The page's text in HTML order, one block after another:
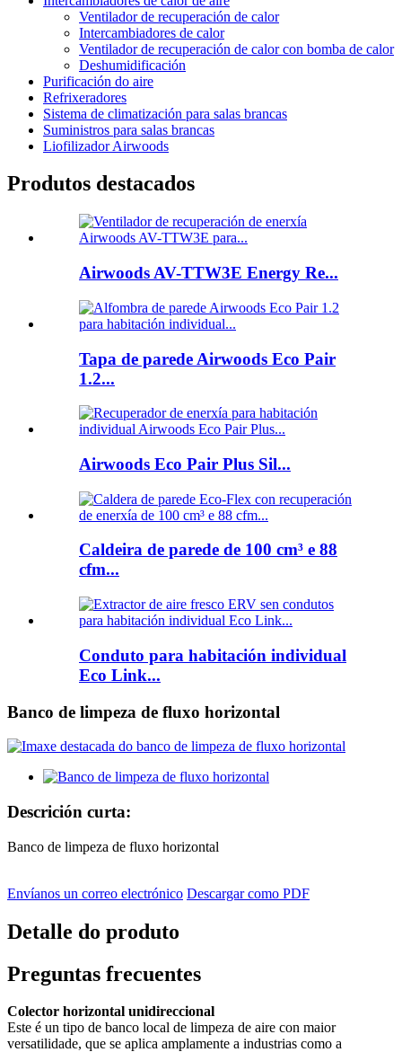
Ventilador de recuperación de calor
Intercambiadores de calor
Ventilador de recuperación de calor con bomba de calor
Deshumidificación
Purificación do aire
Refrixeradores
Sistema de climatización para salas brancas
Suministros para salas brancas
Liofilizador Airwoods
Produtos destacados
Airwoods AV-TTW3E Energy Re...
Tapa de parede Airwoods Eco Pair
1.2...
Airwoods Eco Pair Plus Sil...
Caldeira de parede de 100 cm³ e 88
cfm...
Conduto para habitación individual
Eco Link...
Banco de limpeza de fluxo horizontal
Descrición curta:
Banco de limpeza de fluxo horizontal
Envíanos un correo electrónico Descargar como PDF
Detalle do produto
Preguntas frecuentes
Colector horizontal unidireccional
Este é un tipo de banco local de limpeza de aire con maior
versatilidade, que se aplica amplamente a industrias como a